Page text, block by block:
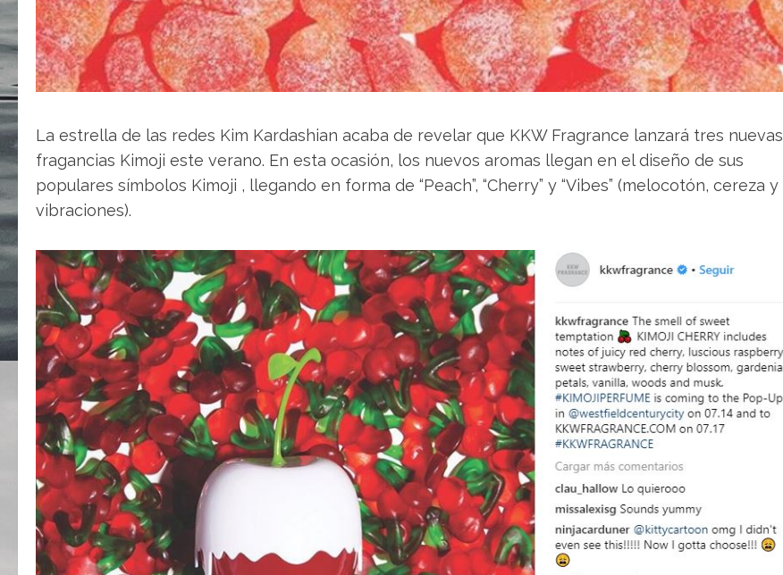
La estrella de las redes Kim Kardashian acaba de revelar que KKW Fragrance lanzará tres nuevas
fragancias Kimoji este verano. En esta ocasión, los nuevos aromas llegan en el diseño de sus
populares símbolos Kimoji , llegando en forma de “Peach”, “Cherry” y “Vibes” (melocotón, cereza y
vibraciones).